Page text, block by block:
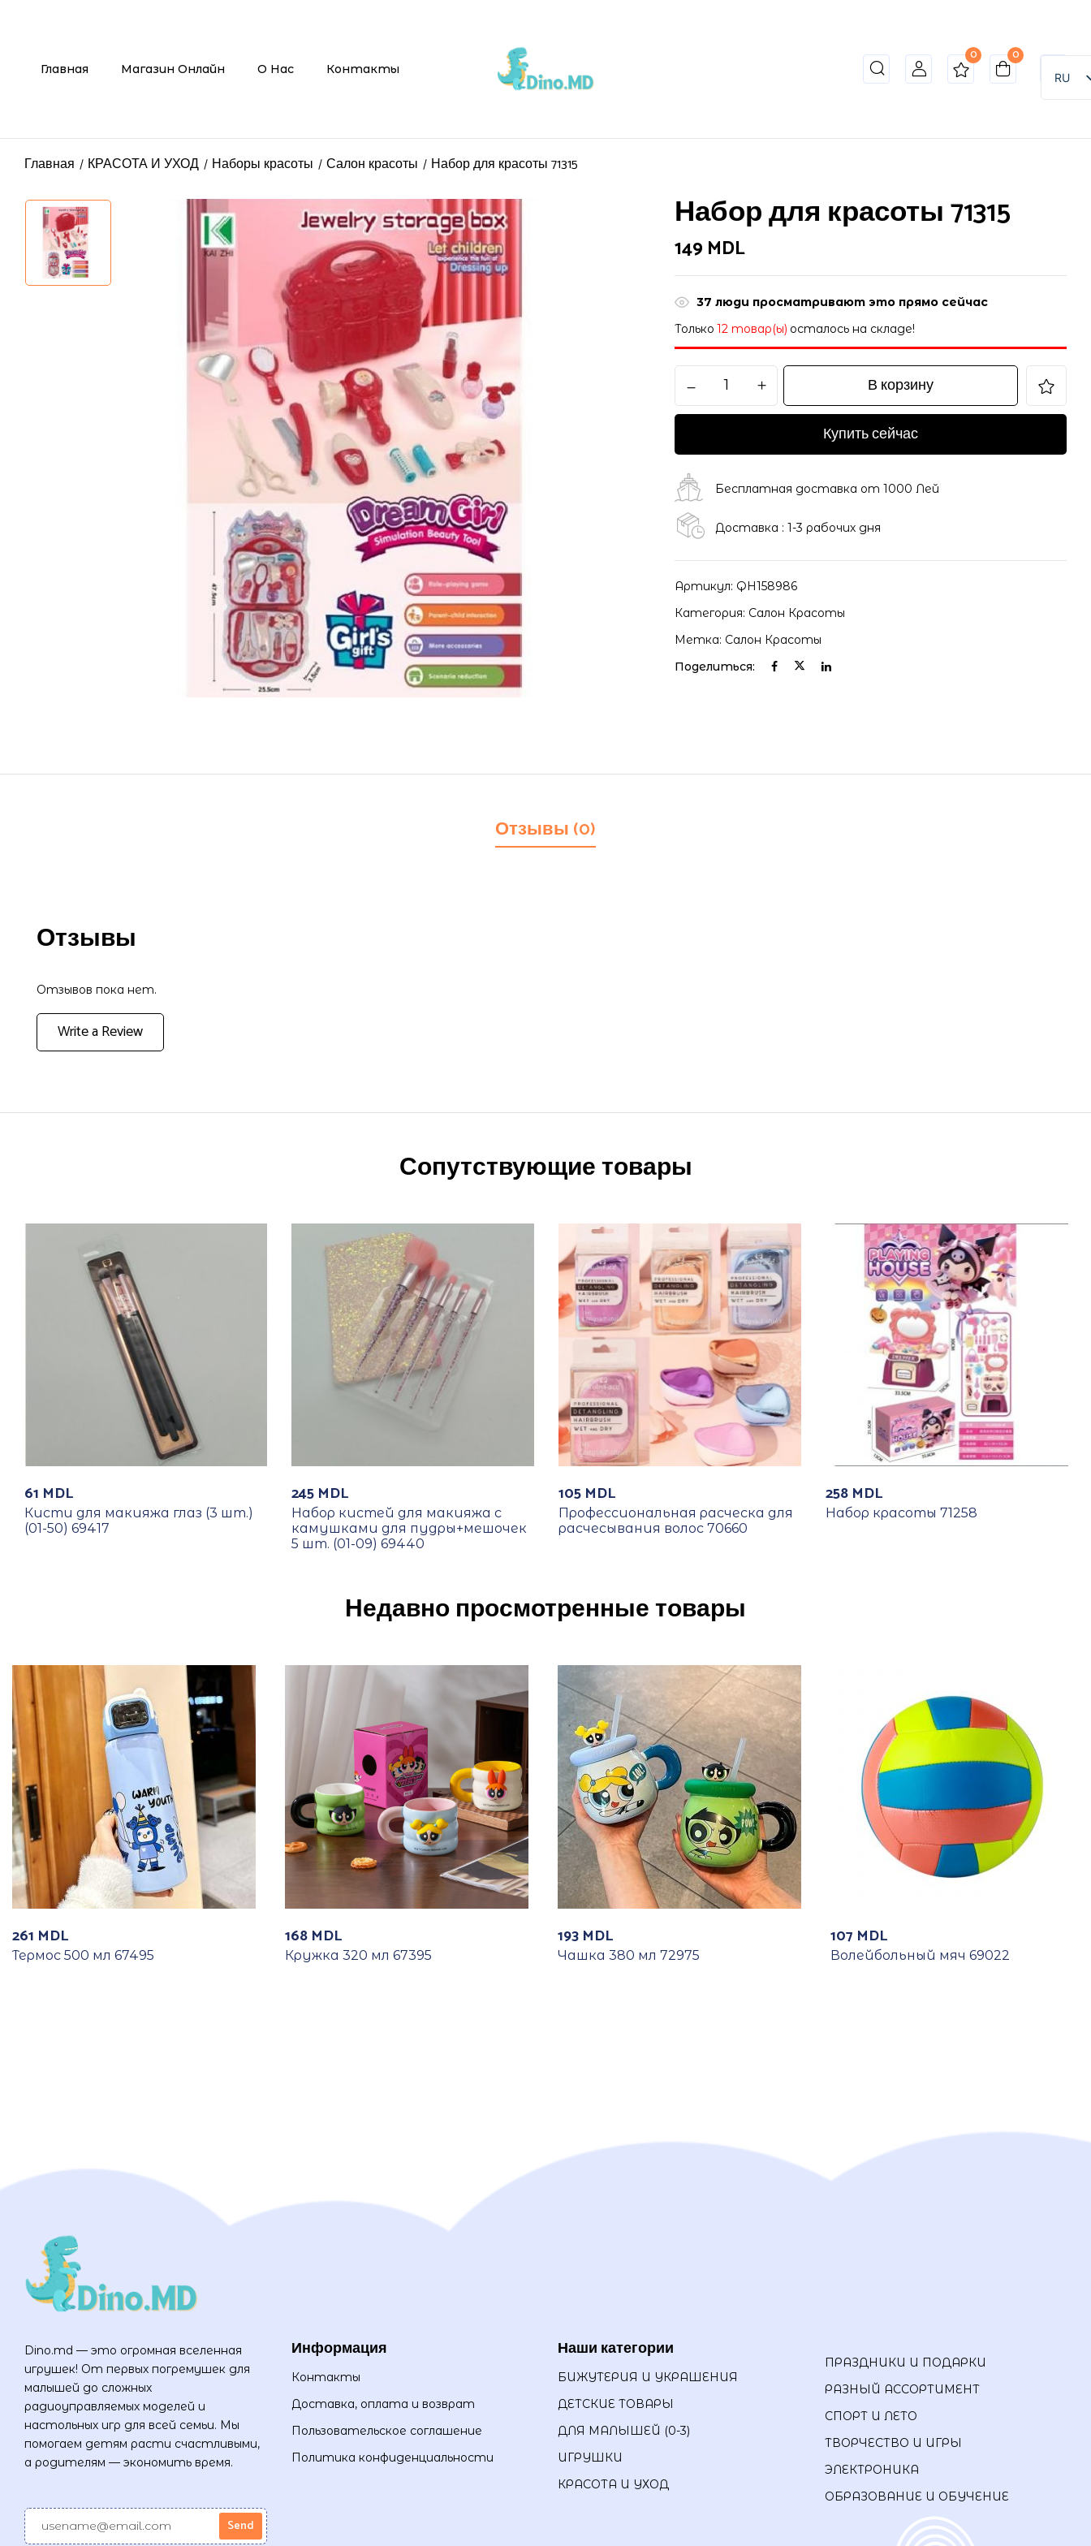
Главная Магазин Онлайн О Нас Контакты
0 0
RU
Главная КРАСОТА И УХОД Наборы красоты Салон красоты Набор для красоты 71315
Набор для красоты 71315
149 MDL
37 люди просматривают это прямо сейчас
Только 12 товар(ы) осталось на складе!
В корзину
Купить сейчас
Бесплатная доставка от 1000 Лей
Доставка : 1-3 рабочих дня
Артикул: QH158986
Категория: Салон Красоты
Метка: Салон Красоты
Поделиться:
Отзывы (0)
Отзывы
Отзывов пока нет.
Write a Review
Be the first to review “Набор для красоты 71315”
Ваша оценка
Сохранить моё имя, email и адрес сайта в этом браузере для последующих
моих комментариев.
Сопутствующие товары
61 MDL
Кисти для макияжа глаз (3 шт.)
(01-50) 69417
245 MDL
Набор кистей для макияжа с
камушками для пудры+мешочек
5 шт. (01-09) 69440
105 MDL
Профессиональная расческа для
расчесывания волос 70660
258 MDL
Набор красоты 71258
Недавно просмотренные товары
261 MDL
Термос 500 мл 67495
168 MDL
Кружка 320 мл 67395
193 MDL
Чашка 380 мл 72975
107 MDL
Волейбольный мяч 69022
Dino.md — это огромная вселенная
игрушек! От первых погремушек для
малышей до сложных
радиоуправляемых моделей и
настольных игр для всей семьи. Мы
помогаем детям расти счастливыми,
а родителям — экономить время.
Информация
Контакты
Доставка, оплата и возврат
Пользовательское соглашение
Политика конфиденциальности
Наши категории
БИЖУТЕРИЯ И УКРАШЕНИЯ
ДЕТСКИЕ ТОВАРЫ
ДЛЯ МАЛЫШЕЙ (0-3)
ИГРУШКИ
КРАСОТА И УХОД
ПРАЗДНИКИ И ПОДАРКИ
РАЗНЫЙ АССОРТИМЕНТ
СПОРТ И ЛЕТО
ТВОРЧЕСТВО И ИГРЫ
ЭЛЕКТРОНИКА
ОБРАЗОВАНИЕ И ОБУЧЕНИЕ